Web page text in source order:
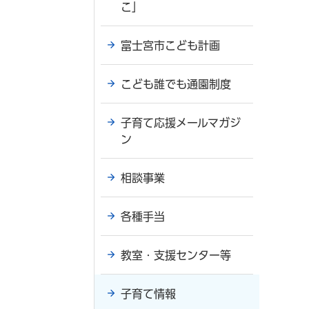
こ」
富士宮市こども計画
こども誰でも通園制度
子育て応援メールマガジ
ン
相談事業
各種手当
教室・支援センター等
子育て情報